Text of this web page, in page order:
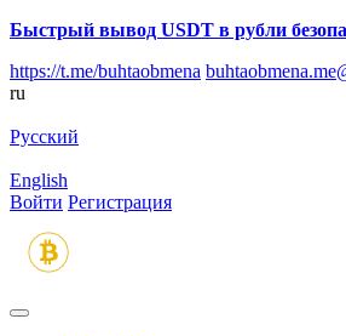
Быстрый вывод USDT в рубли
https://t.me/buhtaobmena
ru
Русский
English
Войти Регистрация